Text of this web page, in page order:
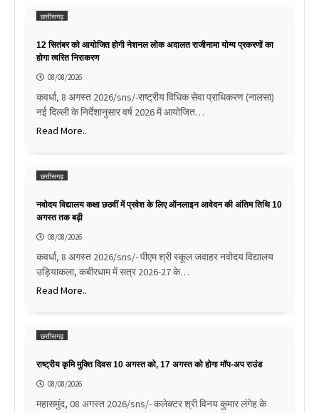
छत्तीसगढ़
12 सितंबर को आयोजित होगी नेशनल लोक अदालत राजीनामा योग्य प्रकरणों का
होगा त्वरित निराकरण
08/08/2026
कवर्धा, 8 अगस्त 2026/sns/-राष्ट्रीय विधिक सेवा प्राधिकरण (नालसा)
नई दिल्ली के निर्देशानुसार वर्ष 2026 में आयोजित…
Read More..
छत्तीसगढ़
नवोदय विद्यालय कक्षा छठवीं में प्रवेश के लिए ऑनलाइन आवेदन की अंतिम तिथि 10
अगस्त तक बढ़ी
08/08/2026
कवर्धा, 8 अगस्त 2026/sns/- पीएम श्री स्कूल जवाहर नवोदय विद्यालय
उड़ियाकला, कबीरधाम में सत्र 2026-27 के…
Read More..
छत्तीसगढ़
राष्ट्रीय कृमि मुक्ति दिवस 10 अगस्त को, 17 अगस्त को होगा मॉप-अप राउंड
08/08/2026
महासमुंद, 08 अगस्त 2026/sns/- कलेक्टर श्री विनय कुमार लंगेह के